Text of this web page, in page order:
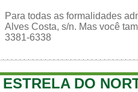
Para todas as formalidades
Alves Costa, s/n. Mas você
3381-6338
DO